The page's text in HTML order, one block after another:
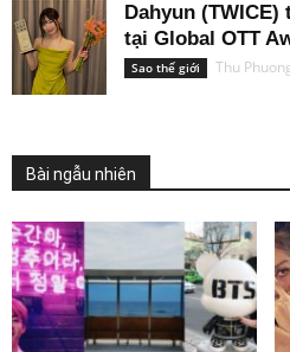
Dahyun
tại Global OTT
Sao thế giới Thu
Bài ngẫu nhiên